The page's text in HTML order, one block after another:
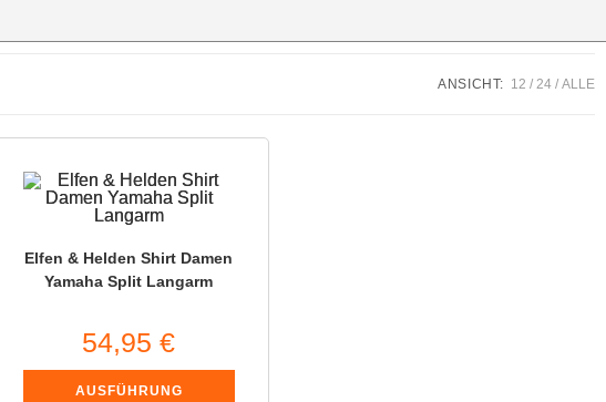
ANSICHT: 12 24 ALLE
Elfen & Helden Shirt Damen
Yamaha Split Langarm
54,95€
AUSFÜHRUNG